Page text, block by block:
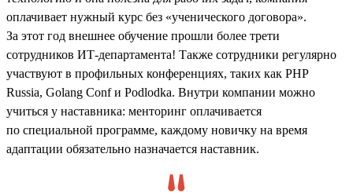
оплачивает нужный курс без «ученического договора».
За этот год внешнее обучение прошли более трети
сотрудников ИТ-департамента! Также сотрудники регулярно
участвуют в профильных конференциях, таких как PHP
Russia, Golang Conf и Podlodka. Внутри компании можно
учиться у наставника: менторинг оплачивается
по специальной программе, каждому новичку на время
адаптации обязательно назначается наставник.